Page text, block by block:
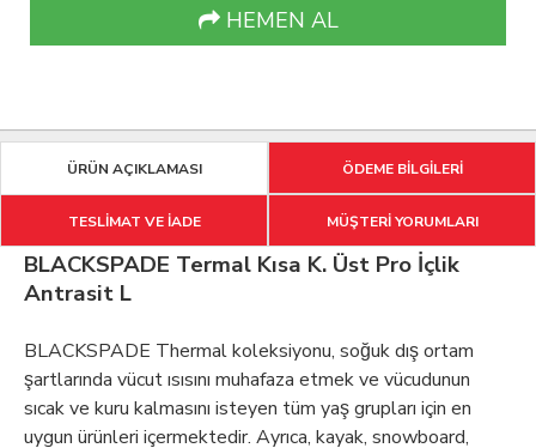
HEMEN AL
ÜRÜN AÇIKLAMASI ÖDEME BİLGİLERİ
TESLİMAT VE İADE MÜŞTERİ YORUMLARI
BLACKSPADE Termal Kısa K. Üst Pro İçlik
Antrasit L
BLACKSPADE Thermal koleksiyonu, soğuk dış ortam
şartlarında vücut ısısını muhafaza etmek ve vücudunun
sıcak ve kuru kalmasını isteyen tüm yaş grupları için en
uygun ürünleri içermektedir. Ayrıca, kayak, snowboard,